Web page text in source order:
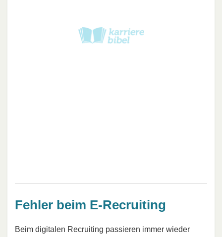
Fehler beim E-Recruiting
Beim digitalen Recruiting passieren immer wieder